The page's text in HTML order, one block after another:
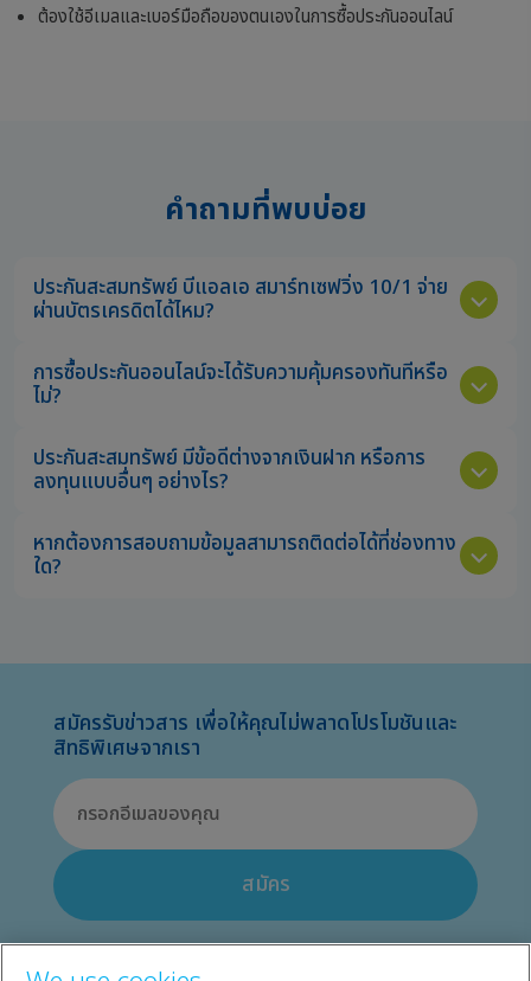
ต้องใช้อีเมลและเบอร์มือถือของตนเองในการซื้อประกันออนไลน์
คำถามที่พบบ่อย
ประกันสะสมทรัพย์ บีแอลเอ สมาร์ทเซฟวิ่ง 10/1 จ่าย
ผ่านบัตรเครดิตได้ไหม?
การซื้อประกันออนไลน์จะได้รับความคุ้มครองทันทีหรือ
ไม่?
ประกันสะสมทรัพย์ มีข้อดีต่างจากเงินฝาก หรือการ
ลงทุนแบบอื่นๆ อย่างไร?
หากต้องการสอบถามข้อมูลสามารถติดต่อได้ที่ช่องทาง
ใด?
สมัครรับข่าวสาร เพื่อให้คุณไม่พลาดโปรโมชันและ
สิทธิพิเศษจากเรา
สมัคร